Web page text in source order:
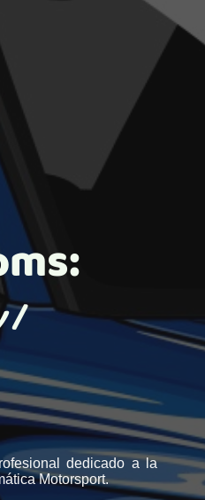
/
dedicado a la
Motorsport.